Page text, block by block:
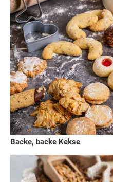
Backe, backe Kekse